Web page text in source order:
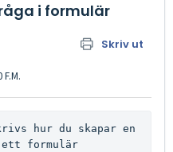
i formulär
Skriv ut
hur du skapar en
formulär